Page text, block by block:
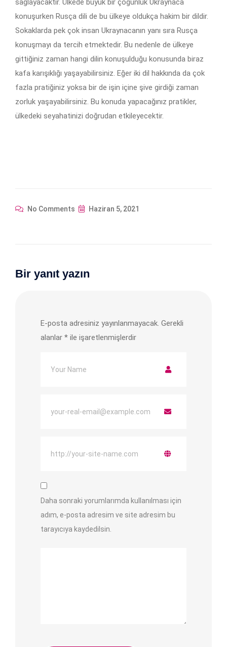
sağlayacaktır. Ülkede büyük bir çoğunluk Ukraynaca
konuşurken Rusça dili de bu ülkeye oldukça hakim bir dildir.
Sokaklarda pek çok insan Ukraynacanın yanı sıra Rusça
konuşmayı da tercih etmektedir. Bu nedenle de ülkeye
gittiğiniz zaman hangi dilin konuşulduğu konusunda biraz
kafa karışıklığı yaşayabilirsiniz. Eğer iki dil hakkında da çok
fazla pratiğiniz yoksa bir de işin içine şive girdiği zaman
zorluk yaşayabilirsiniz. Bu konuda yapacağınız pratikler,
ülkedeki seyahatinizi doğrudan etkileyecektir.
No Comments Haziran 5, 2021
Bir yanıt yazın
E-posta adresiniz yayınlanmayacak. Gerekli
alanlar * ile işaretlenmişlerdir
Daha sonraki yorumlarımda kullanılması için
adım, e-posta adresim ve site adresim bu
tarayıcıya kaydedilsin.